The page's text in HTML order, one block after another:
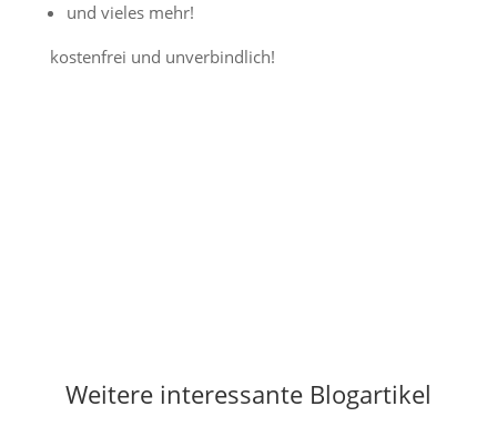
und vieles mehr!
kostenfrei und unverbindlich!
Weitere interessante Blogartikel